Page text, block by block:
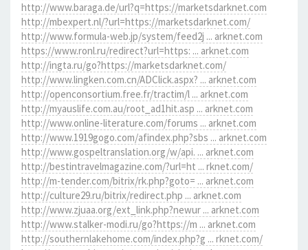
http://www.baraga.de/url?q=https://marketsdarknet.com
http://mbexpert.nl/?url=https://marketsdarknet.com/
http://www.formula-web.jp/system/feed2j ... arknet.com
https://www.ronl.ru/redirect?url=https: ... arknet.com
http://ingta.ru/go?https://marketsdarknet.com/
http://www.lingken.com.cn/ADClick.aspx? ... arknet.com
http://openconsortium.free.fr/tractim/l ... arknet.com
http://myauslife.com.au/root_ad1hit.asp ... arknet.com
http://www.online-literature.com/forums ... arknet.com
http://www.1919gogo.com/afindex.php?sbs ... arknet.com
http://www.gospeltranslation.org/w/api. ... arknet.com
http://bestintravelmagazine.com/?url=ht ... rknet.com/
http://m-tender.com/bitrix/rk.php?goto= ... arknet.com
http://culture29.ru/bitrix/redirect.php ... arknet.com
http://www.zjuaa.org/ext_link.php?newur ... arknet.com
http://www.stalker-modi.ru/go?https://m ... arknet.com
http://southernlakehome.com/index.php?g ... rknet.com/